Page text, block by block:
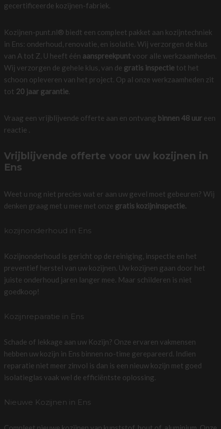
gecertificeerde kozijnen-fabriek.
Kozijnen-punt.nl® biedt een compleet pakket aan kozijntechniek
in Ens: onderhoud, renovatie, en isolatie. Wij verzorgen de klus
van A tot Z. U heeft één aanspreekpuntvoor alle werkzaamheden.
Wij verzorgen de gehele klus, van de gratis inspectietot het
schoon opleveren van het project. Op al onze werkzaamheden zit
tot 20 jaar garantie.
Vraag een vrijblijvende offerte aan en ontvang binnen 48 uureen
reactie .
Vrijblijvende offerte voor uw kozijnen in
Ens
Weet u nog niet precies wat er aan uw gevel moet gebeuren? Wij
denken graag met u mee met onze gratis kozijninspectie.
kozijnonderhoud in Ens
Kozijnonderhoud is gericht op de reiniging, inspectie en het
preventief herstel van uw kozijnen. Uw kozijnen gaan door het
juiste onderhoud jaren langer mee. Maar schilderen is niet
goedkoop!
Kozijnreparatie in Ens
Schade of lekkage aan uw Kozijn? Onze ervaren vakmensen
hebben uw kozijn in Ens binnen no-time gerepareerd. Indien
reparatie niet meer zinvol is dan is een nieuw kozijn met goed
isolatieglas vaak wel de efficiëntste oplossing.
Nieuwe Kozijnen in Ens